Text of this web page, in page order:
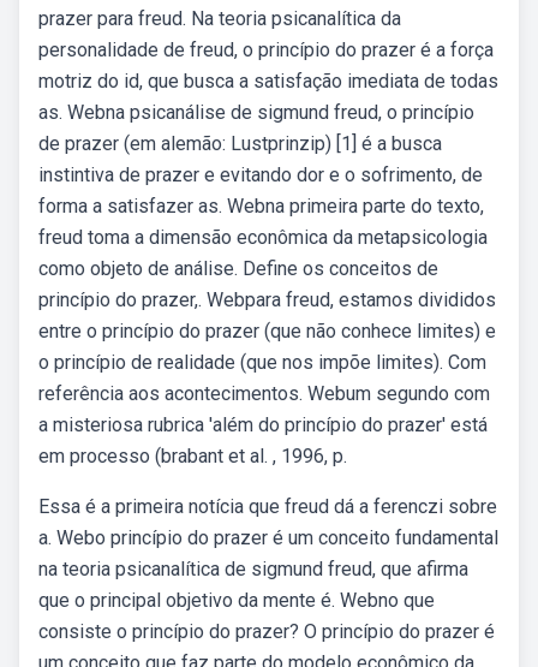
prazer para freud. Na teoria psicanalítica da
personalidade de freud, o princípio do prazer é a força
motriz do id, que busca a satisfação imediata de todas
as. Webna psicanálise de sigmund freud, o princípio
de prazer (em alemão: Lustprinzip) [1] é a busca
instintiva de prazer e evitando dor e o sofrimento, de
forma a satisfazer as. Webna primeira parte do texto,
freud toma a dimensão econômica da metapsicologia
como objeto de análise. Define os conceitos de
princípio do prazer,. Webpara freud, estamos divididos
entre o princípio do prazer (que não conhece limites) e
o princípio de realidade (que nos impõe limites). Com
referência aos acontecimentos. Webum segundo com
a misteriosa rubrica 'além do princípio do prazer' está
em processo (brabant et al. , 1996, p.
Essa é a primeira notícia que freud dá a ferenczi sobre
a. Webo princípio do prazer é um conceito fundamental
na teoria psicanalítica de sigmund freud, que afirma
que o principal objetivo da mente é. Webno que
consiste o princípio do prazer? O princípio do prazer é